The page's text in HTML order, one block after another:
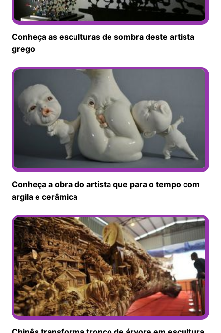
Conheça as esculturas de sombra deste artista
grego
Conheça a obra do artista que para o tempo com
argila e cerâmica